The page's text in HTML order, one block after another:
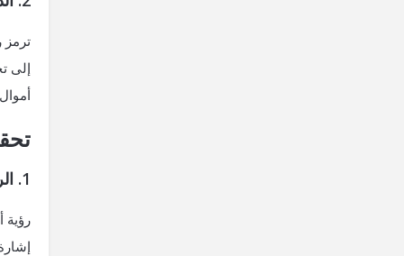
ترمز
إلى
1. الرؤية كبشيرة لتحقيق الأمنيات المنشودة للمتزوجة
رؤية